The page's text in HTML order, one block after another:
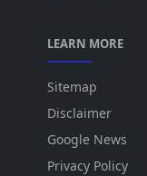
LEARN MORE
Sitemap
Disclaimer
Google News
Privacy Policy